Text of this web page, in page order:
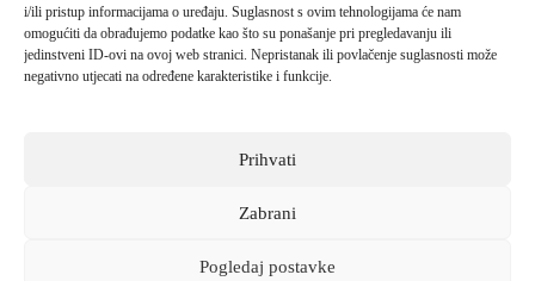
i/ili pristup informacijama o uređaju. Suglasnost s ovim tehnologijama će nam
omogućiti da obrađujemo podatke kao što su ponašanje pri pregledavanju ili
jedinstveni ID-ovi na ovoj web stranici. Nepristanak ili povlačenje suglasnosti može
negativno utjecati na određene karakteristike i funkcije.
Prihvati
Zabrani
Pogledaj postavke
EMAIL:
fkgsinj@gmail.com
Svako neovlašteno preuzimanje fotografija i sadržaja s ove web
Sva prava pridržana © 2026 - FRANJEVAČKA KLASIČNA
PRAVOM JAVNOSTI